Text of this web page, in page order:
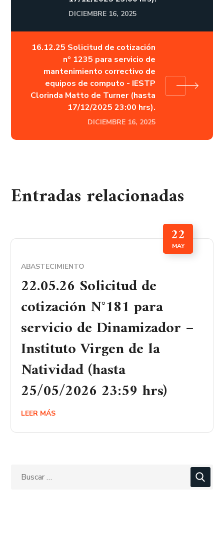
DICIEMBRE 16, 2025
16.12.25 Solicitud de cotización
nº 1235 para servicio de
mantenimiento correctivo de
equipos de computo - IESTP
Clorinda Matto de Turner (hasta
17/12/2025 23:00 hrs).
DICIEMBRE 16, 2025
Entradas relacionadas
22
MAY
ABASTECIMIENTO
22.05.26 Solicitud de
cotización N°181 para
servicio de Dinamizador –
Instituto Virgen de la
Natividad (hasta
25/05/2026 23:59 hrs)
LEER MÁS